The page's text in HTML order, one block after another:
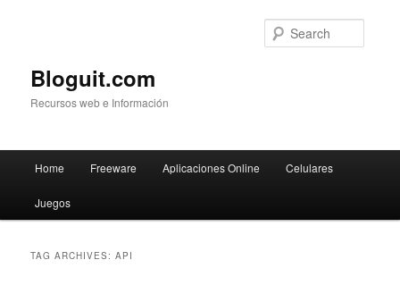
Bloguit.com
Recursos web e Información
Skip
to
Skip
to
Home Freeware Aplicaciones Online Celulares
Juegos
TAG ARCHIVES:API